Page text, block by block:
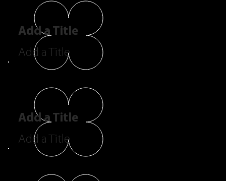
Add a Title
Add a Title
Add a Title
Add a Title